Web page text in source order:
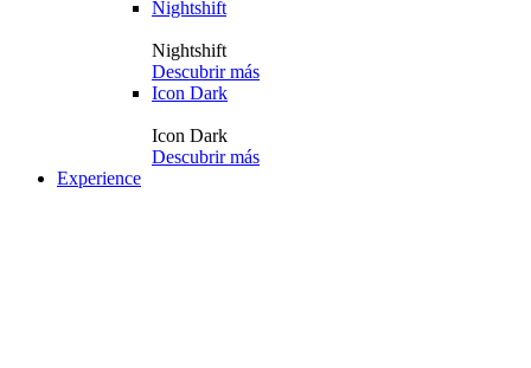
Nightshift
Nightshift
Descubrir más
Icon Dark
Icon Dark
Descubrir más
Experience